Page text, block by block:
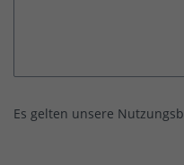
Es gelten unsere